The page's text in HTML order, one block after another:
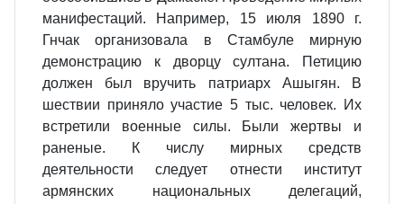
манифестаций. Например, 15 июля 1890 г.
Гнчак организовала в Стамбуле мирную
демонстрацию к дворцу султана. Петицию
должен был вручить патриарх Ашыгян. В
шествии приняло участие 5 тыс. человек. Их
встретили военные силы. Были жертвы и
раненые. К числу мирных средств
деятельности следует отнести институт
армянских национальных делегаций,